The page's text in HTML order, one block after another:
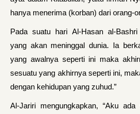
hanya menerima (korban) dari orang-
Pada suatu hari Al-Hasan al-
yang akan meninggal dunia. Ia
yang awalnya seperti ini maka
sesuatu yang akhirnya seperti ini,
dengan kehidupan yang zuhud.”
Al-Jariri mengungkapkan, “Aku